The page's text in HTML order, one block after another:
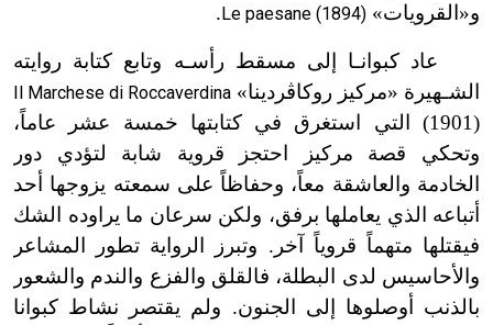
و«القرويات» Le paesane (1894)
.
عاد كبوانـا إلى مسقط رأسـه وتابع كتابة روايته
الشـهيرة «مركيز روكاڤردينا» Il Marchese di Roccaverdina
(1901) التي استغرق في كتابتها خمسة عشر عاماً،
وتحكي قصة مركيز احتجز قروية شابة لتؤدي دور
الخادمة والعاشقة معاً، وحفاظاً على سمعته يزوجها أحد
أتباعه الذي يعاملها برفق، ولكن سرعان ما يراوده الشك
فيقتلها متهماً قروياً آخر. وتبرز الرواية تطور المشاعر
والأحاسيس لدى البطلة، فالقلق والفزع والندم والشعور
بالذنب أوصلوها إلى الجنون. ولم يقتصر نشاط كبوانا